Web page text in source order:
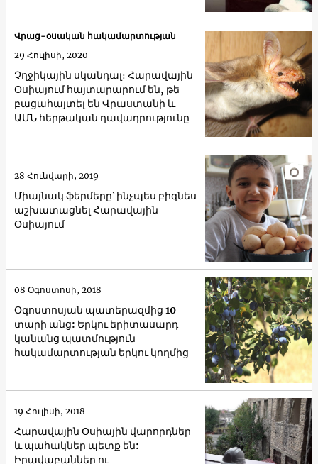
Չղջիկային սկանդալ։ Հարավային
Օսիայում հայտարարում են, թե
բացահայտել են Վրաստանի և
ԱՄՆ հերթական դավադրությունը
Վրաց-օսական հակամարտության
29 Հուլիսի, 2020
Միայնակ ֆերմերը՝ ինչպես բիզնես
աշխատացնել Հարավային
Օսիայում
28 Հունվարի, 2019
Օգոստոսյան պատերազմից 10
տարի անց: Երկու երիտասարդ
կանանց պատմություն
հակամարտության երկու կողմից
08 Օգոստոսի, 2018
Հարավային Օսիային վարորդներ
և պահակներ պետք են:
Իրավաբաններ ու
19 Հուլիսի, 2018